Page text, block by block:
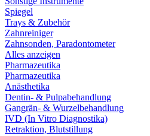
Spiegel
Trays & Zubehör
Zahnreiniger
Zahnsonden, Paradontometer
Alles anzeigen
Pharmazeutika
Pharmazeutika
Anästhetika
Dentin- & Pulpabehandlung
Gangrän- & Wurzelbehandlung
IVD (In Vitro Diagnostika)
Retraktion, Blutstillung